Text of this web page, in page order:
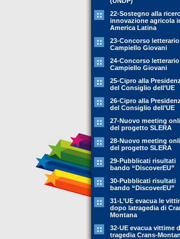
22-Sostegno alla
innovazione agricola
America Latina
23-Concorso letterario
Campiello Giovani
24-Concorso letterario
Campiello Giovani
25-Cipro alla
del Consiglio dell’UE
26-Cipro alla
del Consiglio dell’UE
27-Nuovo meeting
del progetto SLERA
28-Nuovo meeting
del progetto SLERA
29-Pubblicati risultati
bando “DiscoverEU”
30-Pubblicati risultati
bando “DiscoverEU”
31-L’UE evacua le
dopo latragedia di
Montana
32-UE evacua vittime
tragedia Crans-